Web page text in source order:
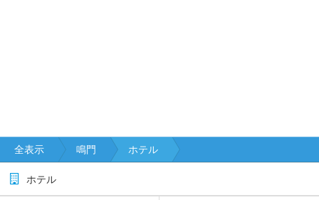
全表示 鳴門 ホテル
ホテル